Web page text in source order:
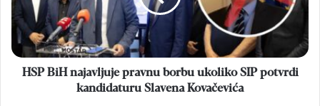
ukoliko
SIP
potvrdi
kandidaturu
Slavena
HSP BiH najavljuje pravnu borbu ukoliko SIP potvrdi
kandidaturu Slavena Kovačevića